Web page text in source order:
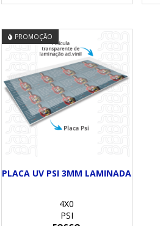
PROMOÇÃO
PLACA UV PSI 3MM LAMINADA
4X0
PSI